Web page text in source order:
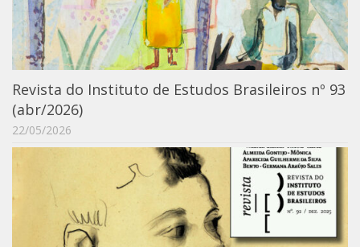
Tutoriais
Coleção de Artes Visuais
Sobre
Catálogo on-line
Exposições Passadas
Aquisição de Acervo
Exposições
Guia do IEB
Revista do Instituto de Estudos Brasileiros nº 93
(abr/2026)
22/05/2026